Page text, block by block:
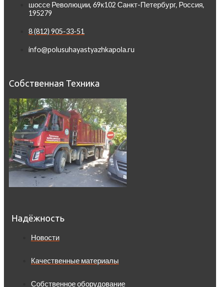
шоссе Революции, 69к102 Санкт-Петербург, Россия,
195279
8 (812) 905-33-51
info@polusuhayastyazhkapola.ru
Собственная Техника
Надёжность
Новости
Качественные материалы
Собственное оборудование